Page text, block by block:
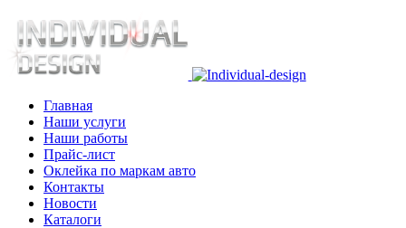
Главная
Наши услуги
Наши работы
Прайс-лист
Оклейка по маркам авто
Контакты
Новости
Каталоги